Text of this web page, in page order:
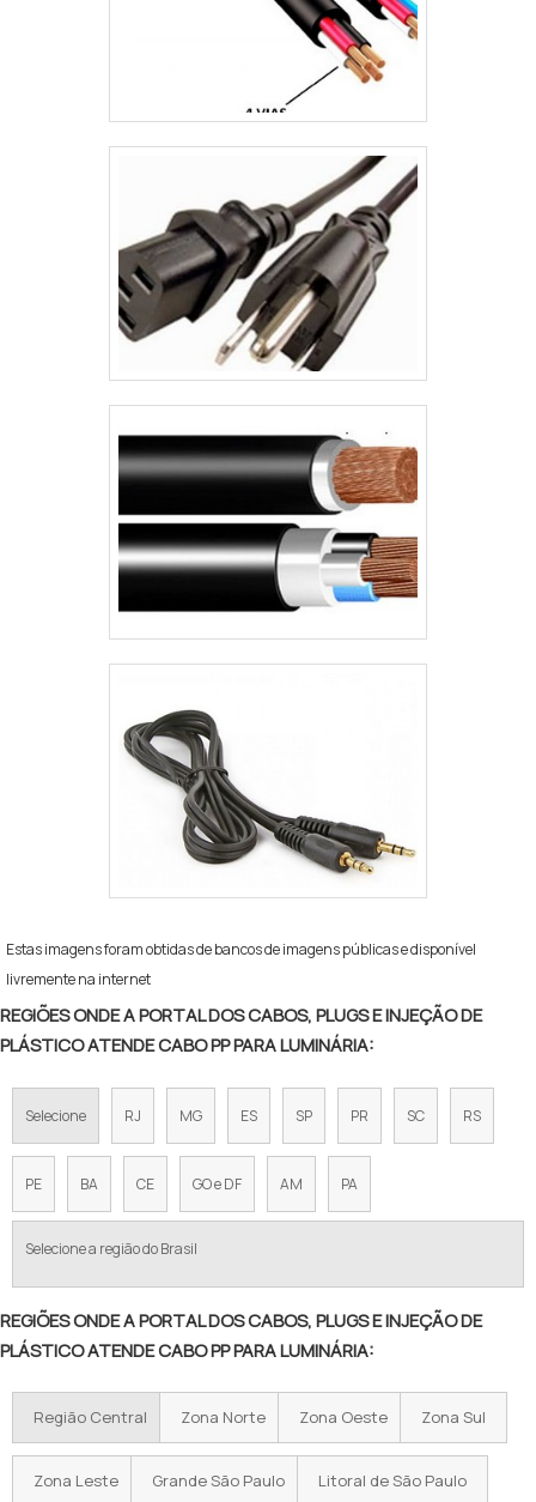
Estas imagens foram obtidas de bancos de imagens públicas e disponível
livremente na internet
REGIÕES ONDE A PORTAL DOS CABOS, PLUGS E INJEÇÃO DE
PLÁSTICO ATENDE CABO PP PARA LUMINÁRIA:
Selecione RJ MG ES SP PR SC RS
PE BA CE GO e DF AM PA
Selecione a região do Brasil
REGIÕES ONDE A PORTAL DOS CABOS, PLUGS E INJEÇÃO DE
PLÁSTICO ATENDE CABO PP PARA LUMINÁRIA:
Região Central Zona Norte Zona Oeste Zona Sul
Zona Leste Grande São Paulo Litoral de São Paulo